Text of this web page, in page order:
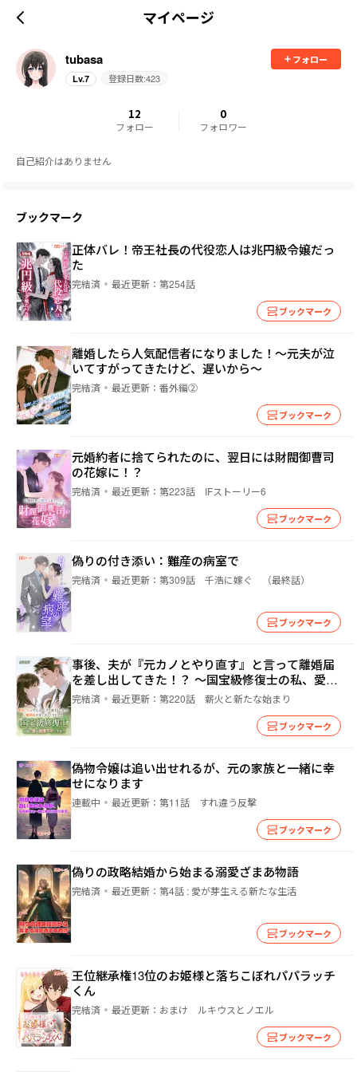
マイページ
tubasa
フォロー
Lv.7 登録日数:423
12
フォロー
0
フォロワー
自己紹介はありません
ブックマーク
正体バレ！帝王社長の代役恋人は兆円級令嬢だっ
た
完結済 最近更新： 第254話
ブックマーク
離婚したら人気配信者になりました！～元夫が泣
いてすがってきたけど、遅いから～
完結済 最近更新： 番外編②
ブックマーク
元婚約者に捨てられたのに、翌日には財閥御曹司
の花嫁に！？
完結済 最近更新： 第223話 IFストーリー6
ブックマーク
偽りの付き添い：難産の病室で
完結済 最近更新： 第309話 千浩に嫁ぐ （最終話）
ブックマーク
事後、夫が『元カノとやり直す』と言って離婚届
を差し出してきた！？ ～国宝級修復士の私、愛は
修復不可ですか？
完結済 最近更新： 第220話 薪火と新たな始まり
ブックマーク
偽物令嬢は追い出せれるが、元の家族と一緒に幸
せになります
連載中 最近更新： 第11話 すれ違う反撃
ブックマーク
偽りの政略結婚から始まる溺愛ざまあ物語
完結済 最近更新： 第4話 : 愛が芽生える新たな生活
ブックマーク
王位継承権13位のお姫様と落ちこぼれパパラッチ
くん
完結済 最近更新： おまけ ルキウスとノエル
ブックマーク